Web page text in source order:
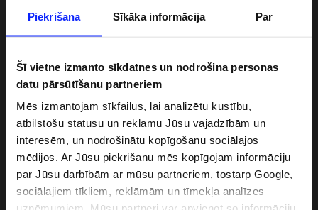
Piekrišana Sīkāka informācija Par
Šī vietne izmanto sīkdatnes un nodrošina personas
datu pārsūtīšanu partneriem
Mēs izmantojam sīkfailus, lai analizētu kustību,
atbilstošu statusu un reklamu Jūsu vajadzībām un
interesēm, un nodrošinātu kopīgošanu sociālajos
mēdijos. Ar Jūsu piekrišanu mēs kopīgojam informāciju
par Jūsu darbībām ar mūsu partneriem, tostarp Google,
sociālajiem tīkliem, reklāmām un tīmekļa analīzes